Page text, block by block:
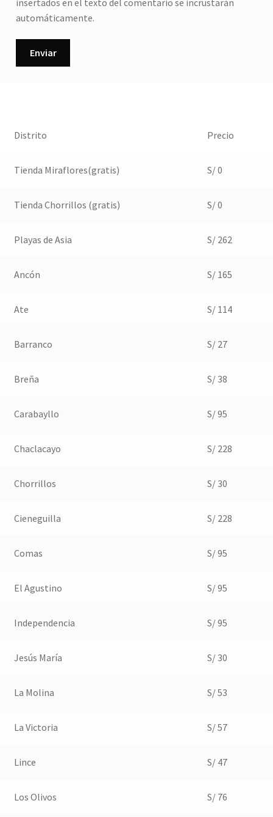
automáticamente.
Distrito Precio
Tienda Miraflores(gratis) S/ 0
Tienda Chorrillos (gratis) S/ 0
Playas de Asia S/ 262
Ancón S/ 165
Ate S/ 114
Barranco S/ 27
Breña S/ 38
Carabayllo S/ 95
Chaclacayo S/ 228
Chorrillos S/ 30
Cieneguilla S/ 228
Comas S/ 95
El Agustino S/ 95
Independencia S/ 95
Jesús María S/ 30
La Molina S/ 53
La Victoria S/ 57
Lince S/ 47
Los Olivos S/ 76